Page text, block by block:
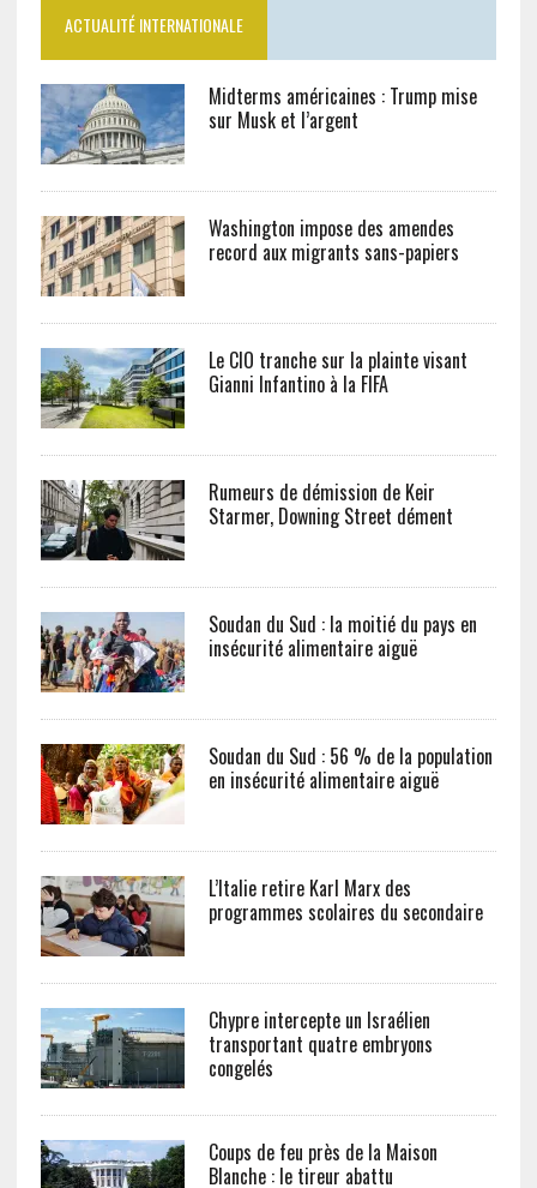
ACTUALITÉ INTERNATIONALE
Midterms américaines : Trump mise
sur Musk et l’argent
Washington impose des amendes
record aux migrants sans-papiers
Le CIO tranche sur la plainte visant
Gianni Infantino à la FIFA
Rumeurs de démission de Keir
Starmer, Downing Street dément
Soudan du Sud : la moitié du pays en
insécurité alimentaire aiguë
Soudan du Sud : 56 % de la population
en insécurité alimentaire aiguë
L’Italie retire Karl Marx des
programmes scolaires du secondaire
Chypre intercepte un Israélien
transportant quatre embryons
congelés
Coups de feu près de la Maison
Blanche : le tireur abattu